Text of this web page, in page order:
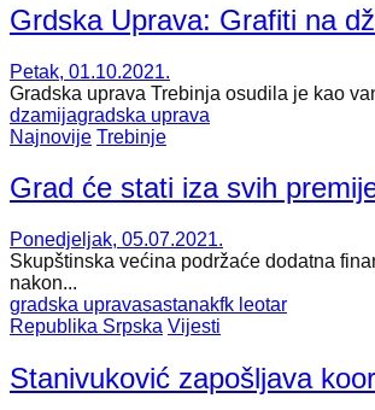
Grdska Uprava: Grafiti na
Petak, 01.10.2021.
Gradska uprava Trebinja osudila je kao
dzamijagradska uprava
Najnovije Trebinje
Grad će stati iza svih
Ponedjeljak, 05.07.2021.
Skupštinska većina podržaće dodatna
nakon...
gradska upravasastanakfk leotar
Republika Srpska Vijesti
Stanivuković zapošljava